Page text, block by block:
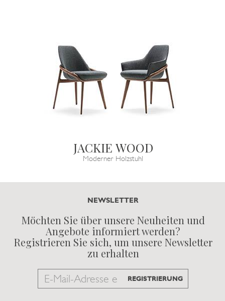
JACKIE WOOD
Moderner Holzstuhl
NEWSLETTER
Möchten Sie über unsere Neuheiten und
Angebote informiert werden?
Registrieren Sie sich, um unsere Newsletter
zu erhalten
Email REGISTRIERUNG